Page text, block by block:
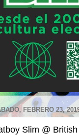
FEBRERO 23,
Slim @